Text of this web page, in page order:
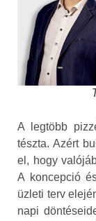
A legtöbb
tészta. Azért
el, hogy
A koncepció
üzleti terv
napi